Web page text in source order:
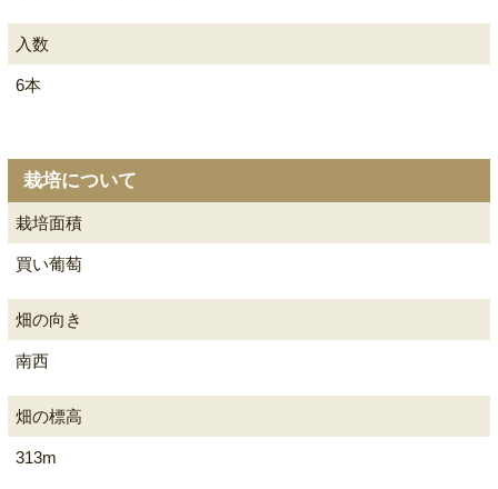
入数
6本
栽培について
栽培面積
買い葡萄
畑の向き
南西
畑の標高
313m